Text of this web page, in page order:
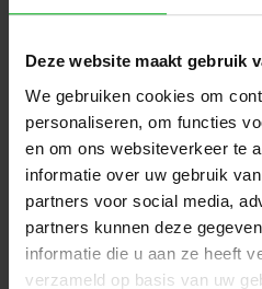
Deze website maakt gebruik
We gebruiken cookies om
personaliseren, om functies
en om ons websiteverkeer te
informatie over uw gebruik
partners voor social media,
partners kunnen deze
informatie die u aan ze heeft
verzameld op basis van uw